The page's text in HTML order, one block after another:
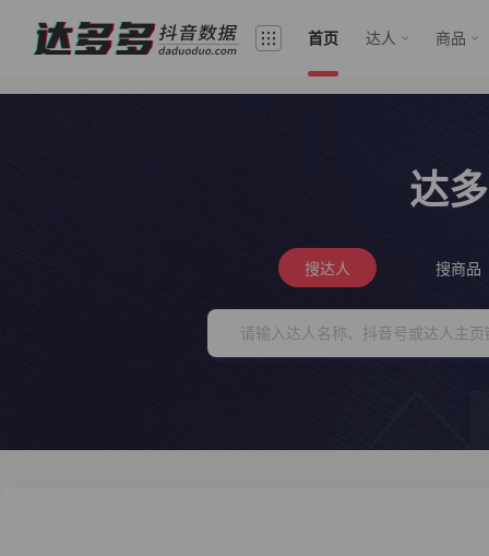
首页 达人 商品
达
搜达人 搜商品